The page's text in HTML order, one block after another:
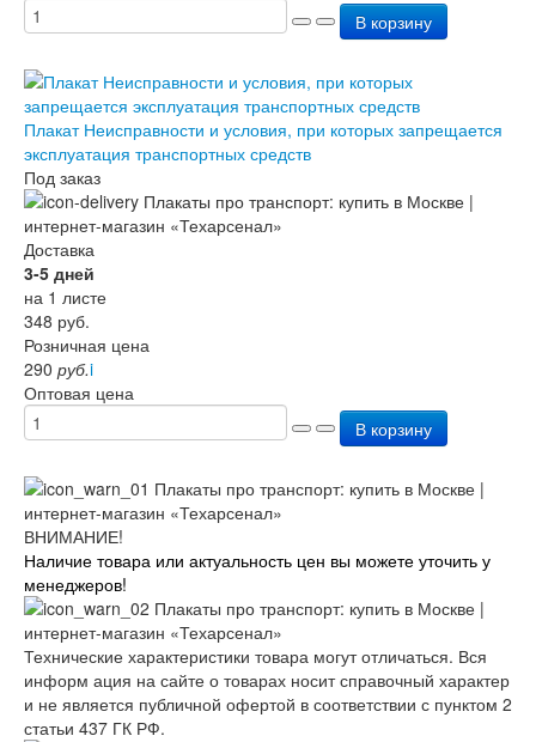
В корзину
Плакат Неисправности и условия, при которых запрещается
эксплуатация транспортных средств
Под заказ
Доставка
3-5 дней
на 1 листе
348 руб.
Розничная цена
290 руб.i
Оптовая цена
В корзину
ВНИМАНИЕ!
Наличие товара или актуальность цен вы можете уточить у
менеджеров!
Технические характеристики товара могут отличаться. Вся
информ ация на сайте о товарах носит справочный характер
и не является публичной офертой в соответствии с пунктом 2
статьи 437 ГК РФ.